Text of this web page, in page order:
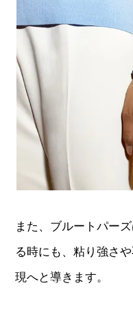
また、ブルートパー
る時にも、粘り強さ
現へと導きます。